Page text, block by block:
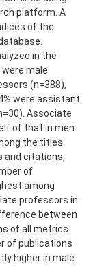
platform. A
of the
in the
male
(n=388),
were assistant
Associate
of that in men
the titles
and citations,
of
among
professors in
between
of all metrics
of publications
higher in male